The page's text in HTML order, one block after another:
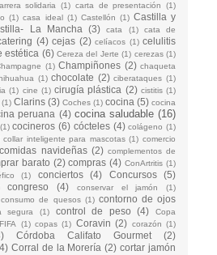
solidaria (1) carta de presentación
(1)
(1) casa ideal (1) Castellón (1) Castilla y
La Mancha (3) cata (1)
cata de
(4) cejas (2) celíacos (1) celulitis
estética (6) Cereza del Jerte (1) cerezas (1)
(1) Champiñones (2) chaqueta
(1) chocolate (2) ciberataques (1)
(1) cine (1) cirugía plástica (2) cistitis (1)
(1) Clarins (3) Coches (1) cocina (5) cocina
peruana (4) cocina saludable (16)
(1) cocineros (6) cócteles (4) colágeno (1)
collar inteligente para mascotas (1) comercio
comidas navideñas (2) complementos de
barato (2) compras (4) ConArtritis (1)
(1) conciertos (4) Concursos (5)
congreso (4) conservar el jamón (1)
consumo de quesos (1) contorno de ojos
segura (1) control de peso (4)
Copa
(1) copas (1) Coravin (2) corazón (1)
Córdoba Califato Gourmet
(2)
Corral de la Morería (2) cortar jamón